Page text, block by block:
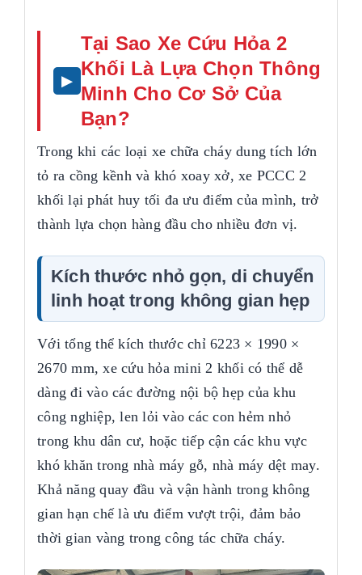
Tại Sao Xe Cứu Hỏa 2
Khối Là Lựa Chọn Thông
Minh Cho Cơ Sở Của
Bạn?
Trong khi các loại xe chữa cháy dung tích lớn
tỏ ra cồng kềnh và khó xoay xở, xe PCCC 2
khối lại phát huy tối đa ưu điểm của mình, trở
thành lựa chọn hàng đầu cho nhiều đơn vị.
Kích thước nhỏ gọn, di chuyển
linh hoạt trong không gian hẹp
Với tổng thể kích thước chỉ 6223 × 1990 ×
2670 mm, xe cứu hỏa mini 2 khối có thể dễ
dàng đi vào các đường nội bộ hẹp của khu
công nghiệp, len lỏi vào các con hẻm nhỏ
trong khu dân cư, hoặc tiếp cận các khu vực
khó khăn trong nhà máy gỗ, nhà máy dệt may.
Khả năng quay đầu và vận hành trong không
gian hạn chế là ưu điểm vượt trội, đảm bảo
thời gian vàng trong công tác chữa cháy.